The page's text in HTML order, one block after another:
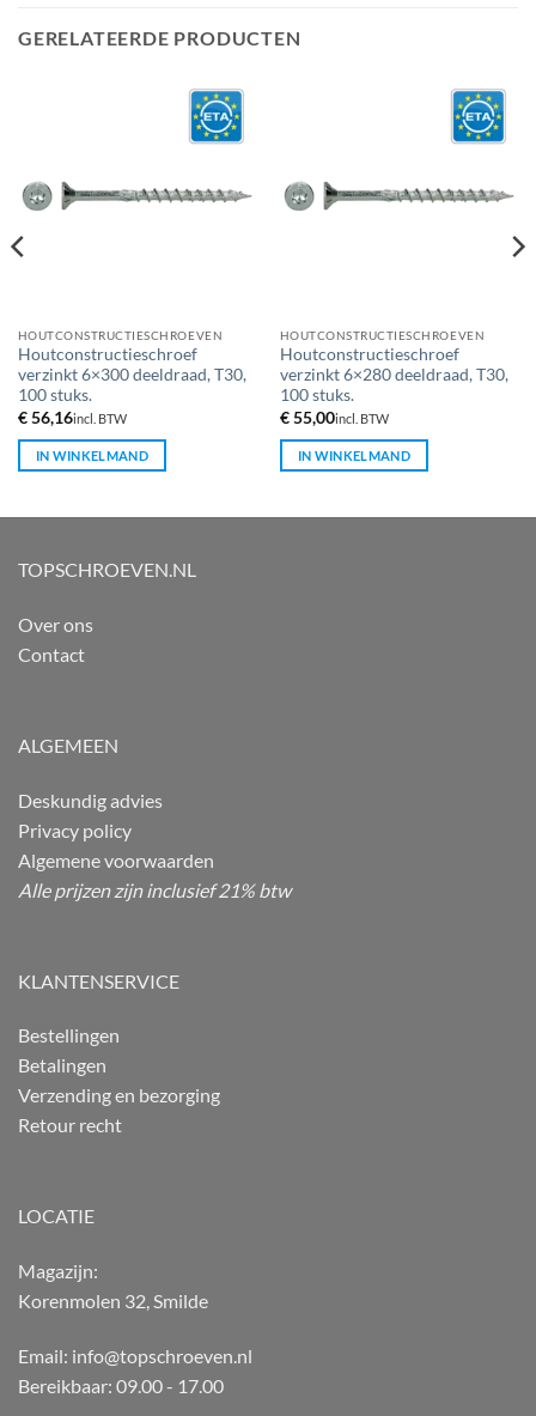
GERELATEERDE PRODUCTEN
HOUTCONSTRUCTIESCHROEVEN
Houtconstructieschroef
verzinkt 6×300 deeldraad, T30,
100 stuks.
€56,16incl. BTW
IN WINKELMAND
HOUTCONSTRUCTIESCHROEVEN
Houtconstructieschroef
verzinkt 6×280 deeldraad, T30,
100 stuks.
€55,00incl. BTW
IN WINKELMAND
TOPSCHROEVEN.NL
Over ons
Contact
ALGEMEEN
Deskundig advies
Privacy policy
Algemene voorwaarden
Alle prijzen zijn inclusief 21% btw
KLANTENSERVICE
Bestellingen
Betalingen
Verzending en bezorging
Retour recht
LOCATIE
Magazijn:
Korenmolen 32, Smilde
Email: info@topschroeven.nl
Bereikbaar: 09.00 - 17.00